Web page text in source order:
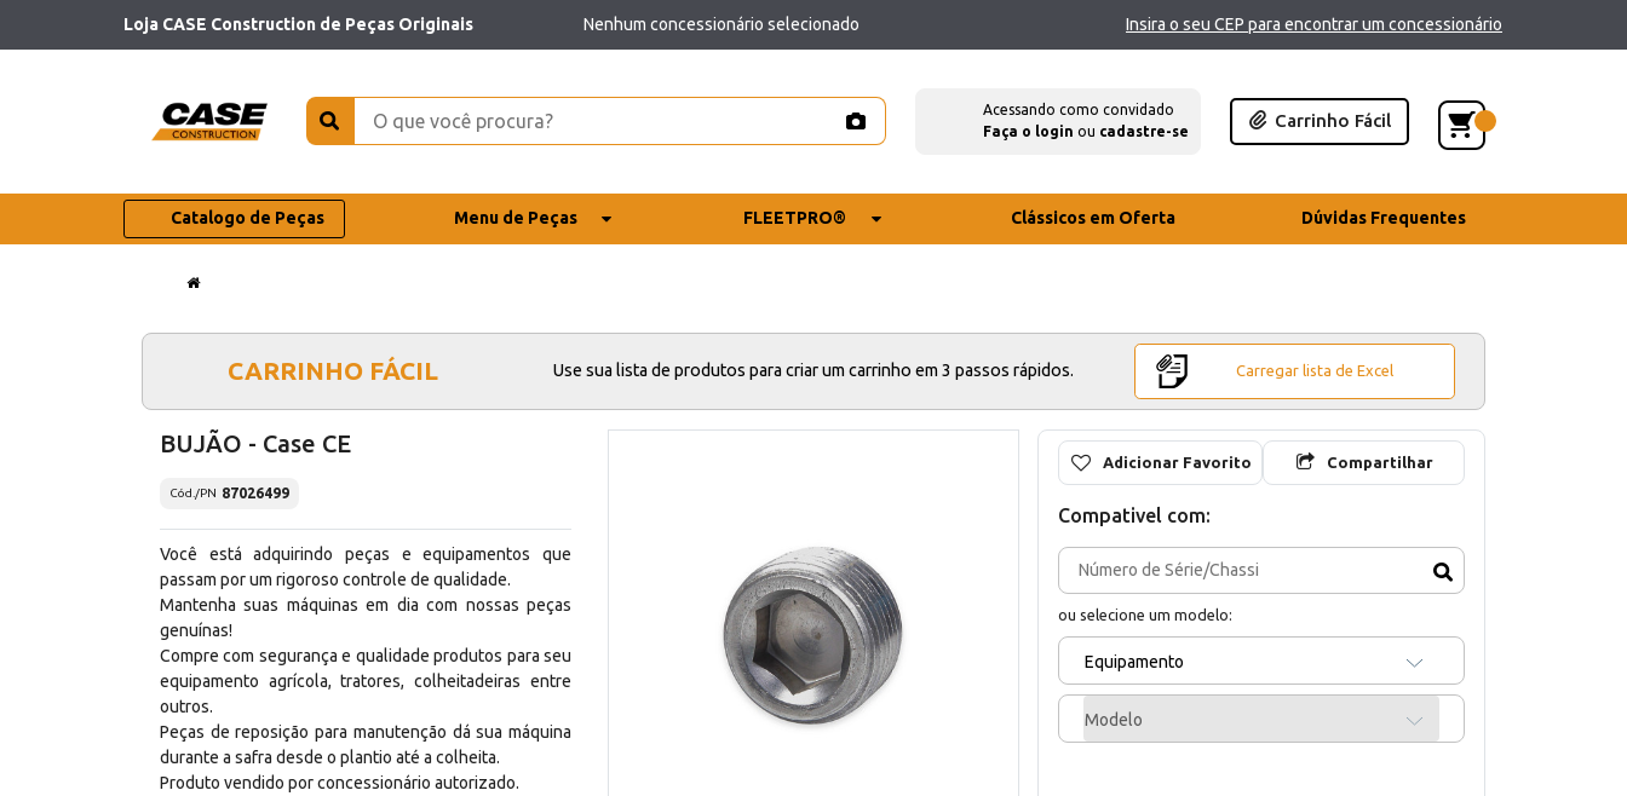
Loja CASE Construction de Peças Originais Nenhum concessionário selecionado Insira o seu CEP para encontrar um concessionário
Acessando como convidado
Faça o login ou cadastre-se
Carrinho Fácil
Catalogo de Peças Menu de Peças FLEETPRO® Clássicos em Oferta Dúvidas Frequentes
CARRINHO FÁCIL Use sua lista de produtos para criar um carrinho em 3 passos rápidos. Carregar lista de Excel
BUJÃO - Case CE
Cód./PN 87026499
Você está adquirindo peças e equipamentos que
passam por um rigoroso controle de qualidade.
Mantenha suas máquinas em dia com nossas peças
genuínas!
Compre com segurança e qualidade produtos para seu
equipamento agrícola, tratores, colheitadeiras entre
outros.
Peças de reposição para manutenção dá sua máquina
durante a safra desde o plantio até a colheita.
Produto vendido por concessionário autorizado.
Adicionar Favorito Compartilhar
Compativel com:
ou selecione um modelo:
Equipamento
Modelo